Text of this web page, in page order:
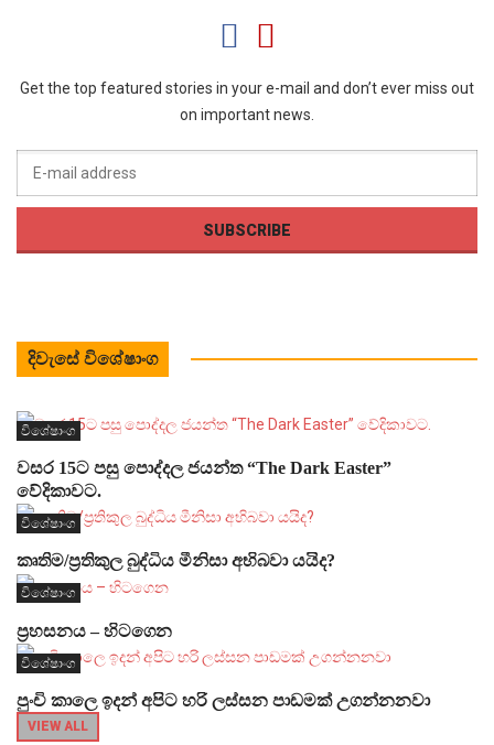
Get the top featured stories in your e-mail and don’t ever miss out
on important news.
දිවැසේ විශේෂාංග
විශේෂාංග
වසර 15ට පසු පොද්දල ජයන්ත “The Dark Easter”
වේදිකාවට.
විශේෂාංග
කෘතිම/ප්‍රතිකුල බුද්ධිය මීනිසා අභිබවා යයිද?
විශේෂාංග
ප්‍රහසනය – හිටගෙන
විශේෂාංග
පුංචි කාලෙ ඉදන් අපිට හරි ලස්සන පාඩමක් උගන්නනවා
VIEW ALL